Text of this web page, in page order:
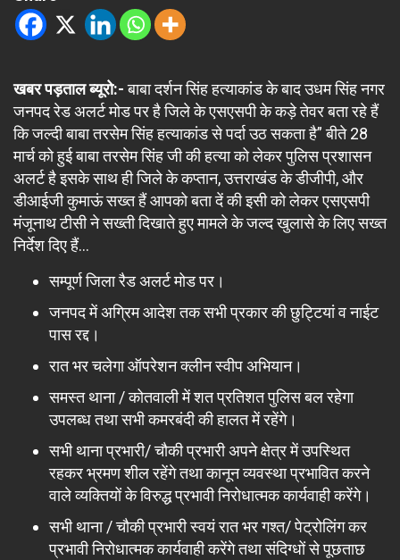
खबर पड़ताल ब्यूरो:-बाबा दर्शन सिंह हत्याकांड के बाद उधम सिंह नगर
जनपद रेड अलर्ट मोड पर है जिले के एसएसपी के कड़े तेवर बता रहे हैं
कि जल्दी बाबा तरसेम सिंह हत्याकांड से पर्दा उठ सकता है” बीते 28
मार्च को हुई बाबा तरसेम सिंह जी की हत्या को लेकर पुलिस प्रशासन
अलर्ट है इसके साथ ही जिले के कप्तान, उत्तराखंड के डीजीपी, और
डीआईजी कुमाऊं सख्त हैं आपको बता दें की इसी को लेकर एसएसपी
मंजूनाथ टीसी ने सख्ती दिखाते हुए मामले के जल्द खुलासे के लिए सख्त
निर्देश दिए हैं…
सम्पूर्ण जिला रैड अलर्ट मोड पर।
जनपद में अग्रिम आदेश तक सभी प्रकार की छुट्टियां व नाईट
पास रद्द।
रात भर चलेगा ऑपरेशन क्लीन स्वीप अभियान।
समस्त थाना / कोतवाली में शत प्रतिशत पुलिस बल रहेगा
उपलब्ध तथा सभी कमरबंदी की हालत में रहेंगे।
सभी थाना प्रभारी/ चौकी प्रभारी अपने क्षेत्र में उपस्थित
रहकर भ्रमण शील रहेंगे तथा कानून व्यवस्था प्रभावित करने
वाले व्यक्तियों के विरुद्ध प्रभावी निरोधात्मक कार्यवाही करेंगे।
सभी थाना / चौकी प्रभारी स्वयं रात भर गश्त/ पेट्रोलिंग कर
प्रभावी निरोधात्मक कार्यवाही करेंगे तथा संदिग्धों से पूछताछ